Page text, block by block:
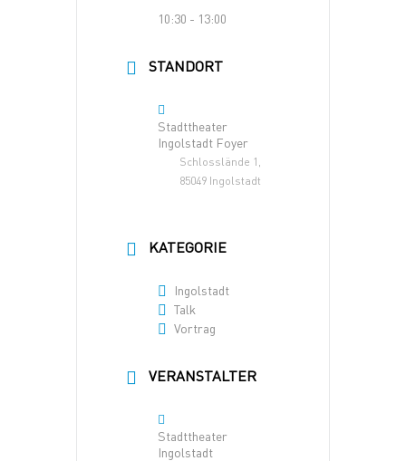
10:30 - 13:00
STANDORT
Stadttheater
Ingolstadt Foyer
Schlosslände 1,
85049 Ingolstadt
KATEGORIE
Ingolstadt
Talk
Vortrag
VERANSTALTER
Stadttheater
Ingolstadt